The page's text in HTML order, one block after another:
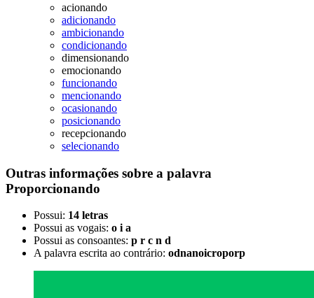
acionando
adicionando
ambicionando
condicionando
dimensionando
emocionando
funcionando
mencionando
ocasionando
posicionando
recepcionando
selecionando
Outras informações sobre a palavra
Proporcionando
Possui: 14 letras
Possui as vogais: o i a
Possui as consoantes: p r c n d
A palavra escrita ao contrário: odnanoicroporp